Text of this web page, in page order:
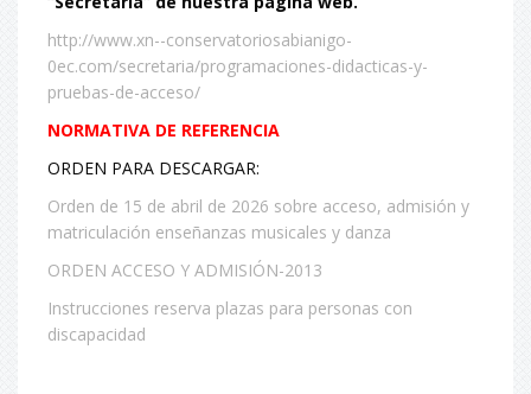
http://www.xn--conservatoriosabianigo-
0ec.com/secretaria/programaciones-didacticas-y-
pruebas-de-acceso/
NORMATIVA DE REFERENCIA
ORDEN PARA DESCARGAR:
Orden de 15 de abril de 2026 sobre acceso, admisión y
matriculación enseñanzas musicales y danza
ORDEN ACCESO Y ADMISIÓN-2013
Instrucciones reserva plazas para personas con
discapacidad